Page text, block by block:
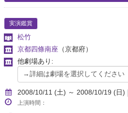
実演鑑賞
松竹
京都四條南座 （京都府）
他劇場あり:
2008/10/11 (土) ～ 2008/10/19 (日)
上演時間：